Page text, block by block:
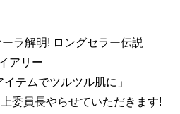
ラ解明! ロングセラー伝説
アリー
テムでツルツル肌に」
委員長やらせていただきます!